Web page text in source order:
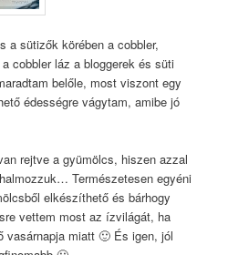
a sütizők körében a cobbler,
cobbler láz a bloggerek és süti
belőle, most viszont egy
édességre vágytam, amibe jó
rejtve a gyümölcs, hiszen azzal
Természetesen egyéni
elkészíthető és bárhogy
vettem most az ízvilágát, ha
vasárnapja miatt 🙂 És igen, jól